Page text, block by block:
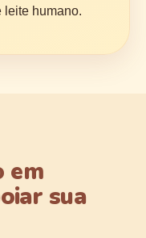
leite humano.
em
sua